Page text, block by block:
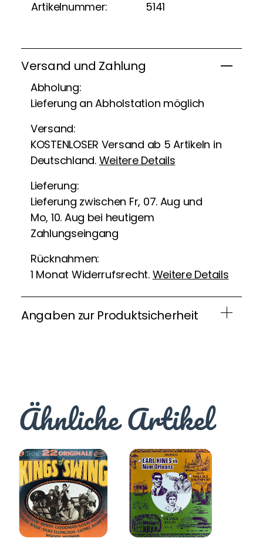
Artikelnummer: 5141
Versand und Zahlung
Abholung:
Lieferung an Abholstation möglich
Versand:
KOSTENLOSER Versand ab 5 Artikeln in
Deutschland. Weitere Details
Lieferung:
Lieferung zwischen Fr, 07. Aug und
Mo, 10. Aug bei heutigem
Zahlungseingang
Rücknahmen:
1 Monat Widerrufsrecht. Weitere Details
Angaben zur Produktsicherheit
Ähnliche Artikel